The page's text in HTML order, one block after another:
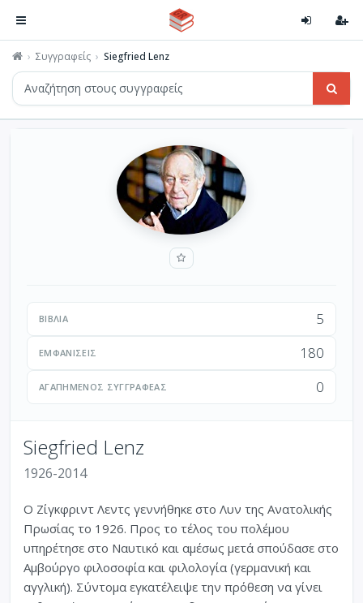
Συγγραφείς Siegfried Lenz
ΒΙΒΛΊΑ 5
ΕΜΦΑΝΊΣΕΙΣ 180
ΑΓΑΠΗΜΈΝΟΣ ΣΥΓΓΡΑΦΈΑΣ 0
Siegfried Lenz
1926-2014
Ο Ζίγκφριντ Λεντς γεννήθηκε στο Λυν της Ανατολικής
Πρωσίας το 1926. Προς το τέλος του πολέμου
υπηρέτησε στο Ναυτικό και αμέσως μετά σπούδασε στο
Αμβούργο φιλοσοφία και φιλολογία (γερμανική και
αγγλική). Σύντομα εγκατέλειψε την πρόθεση να γίνει